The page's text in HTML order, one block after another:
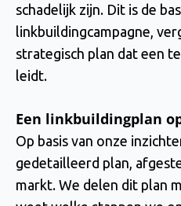
schadelijk zijn. Dit is de
linkbuildingcampagne,
strategisch plan dat een
leidt.
Een linkbuildingplan
Op basis van onze
gedetailleerd plan,
markt. We delen dit plan